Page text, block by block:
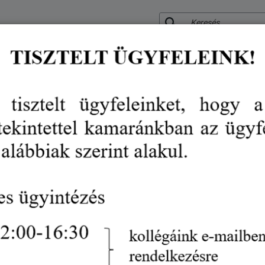
KERESÉS
RÓLUNK KÖZÉRDEKŰ ADATOK SZOLGÁLTATÁSOK
Online jelenlét, digitalizáció
Sikeres vállalkozás!
rendezvények online jelenlét, digitalizáció és mesterséges
Rendezvény helyszíne:SZSZBVKIK Nyíregyháza,